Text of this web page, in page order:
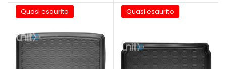
Quasi esaurito Quasi esaurito